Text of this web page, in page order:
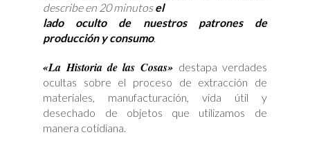
describe en 20 minutosel
lado oculto de nuestros patrones de
producción y consumo.
«La Historia de las Cosas» destapa verdades
ocultas sobre el proceso de extracción de
materiales, manufacturación, vida útil y
desechado de objetos que utilizamos de
manera cotidiana.